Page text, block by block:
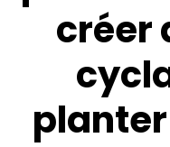
créer